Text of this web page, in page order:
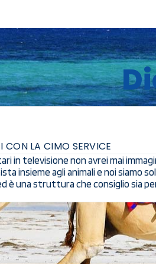
stata l’esperienza più bella della
fatto dei giorni di Safari grazie
disconnessi dalla società,